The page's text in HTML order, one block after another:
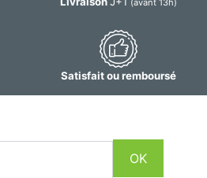
(avant 13h)
Satisfait ou remboursé
OK